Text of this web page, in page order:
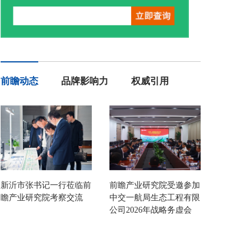
前瞻动态 品牌影响力 权威引用
新沂市张书记一行莅临前
瞻产业研究院考察交流
前瞻产业研究院受邀参加
中交一航局生态工程有限
公司2026年战略务虚会